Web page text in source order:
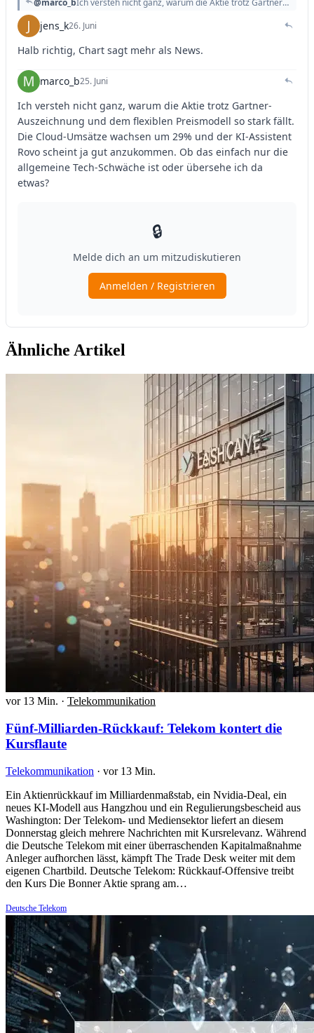
Ähnliche Artikel
vor 13 Min. · Telekommunikation
Fünf-Milliarden-Rückkauf: Telekom kontert die
Kursflaute
Telekommunikation · vor 13 Min.
Ein Aktienrückkauf im Milliardenmaßstab, ein Nvidia-Deal, ein
neues KI-Modell aus Hangzhou und ein Regulierungsbescheid aus
Washington: Der Telekom- und Mediensektor liefert an diesem
Donnerstag gleich mehrere Nachrichten mit Kursrelevanz. Während
die Deutsche Telekom mit einer überraschenden Kapitalmaßnahme
Anleger aufhorchen lässt, kämpft The Trade Desk weiter mit dem
eigenen Chartbild. Deutsche Telekom: Rückkauf-Offensive treibt
den Kurs Die Bonner Aktie sprang am…
Deutsche Telekom